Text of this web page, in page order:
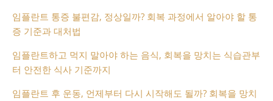
임플란트 통증 불편감, 정상일까? 회복 과정에서 알아야 할 통
증 기준과 대처법
임플란트하고 먹지 말아야 하는 음식, 회복을 망치는 식습관부
터 안전한 식사 기준까지
임플란트 후 운동, 언제부터 다시 시작해도 될까? 회복을 망치